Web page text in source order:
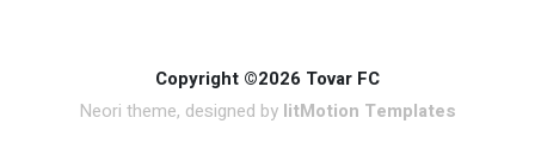
Copyright ©2026 Tovar FC
Neori theme, designed by litMotion Templates